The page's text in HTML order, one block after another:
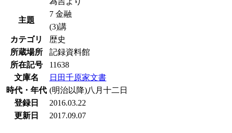
主題
7 金融
(3)講
カテゴリ
歴史
所蔵場所
記録資料館
所在記号
11638
文庫名
日田千原家文書
時代・年代 (明治以降)八月十二日
登録日
2016.03.22
更新日
2017.09.07